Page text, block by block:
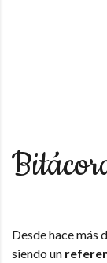
Desde hace más
siendo un